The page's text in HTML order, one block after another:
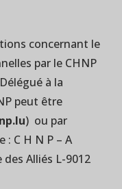
concernant le
par le CHNP
à la
peut être
) ou par
: C H N P – A
Alliés L-9012